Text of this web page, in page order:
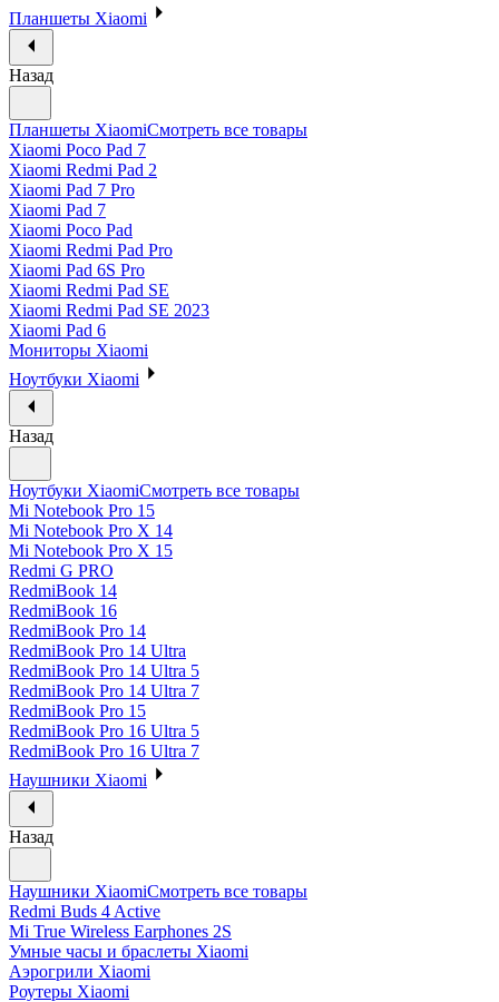
Планшеты Xiaomi
Назад
Планшеты XiaomiСмотреть все товары
Xiaomi Poco Pad 7
Xiaomi Redmi Pad 2
Xiaomi Pad 7 Pro
Xiaomi Pad 7
Xiaomi Poco Pad
Xiaomi Redmi Pad Pro
Xiaomi Pad 6S Pro
Xiaomi Redmi Pad SE
Xiaomi Redmi Pad SE 2023
Xiaomi Pad 6
Мониторы Xiaomi
Ноутбуки Xiaomi
Назад
Ноутбуки XiaomiСмотреть все товары
Mi Notebook Pro 15
Mi Notebook Pro X 14
Mi Notebook Pro X 15
Redmi G PRO
RedmiBook 14
RedmiBook 16
RedmiBook Pro 14
RedmiBook Pro 14 Ultra
RedmiBook Pro 14 Ultra 5
RedmiBook Pro 14 Ultra 7
RedmiBook Pro 15
RedmiBook Pro 16 Ultra 5
RedmiBook Pro 16 Ultra 7
Наушники Xiaomi
Назад
Наушники XiaomiСмотреть все товары
Redmi Buds 4 Active
Mi True Wireless Earphones 2S
Умные часы и браслеты Xiaomi
Аэрогрили Xiaomi
Роутеры Xiaomi